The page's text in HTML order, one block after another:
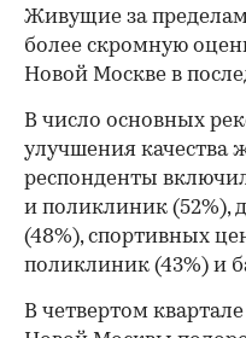
Живущие за
более скромную
Новой Москве в
В число основных
улучшения качества
респонденты
и поликлиник (52%),
(48%), спортивных
поликлиник (43%) и
В четвертом